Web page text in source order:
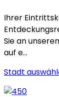
Ihrer
Sie an
auf e…
Stadt